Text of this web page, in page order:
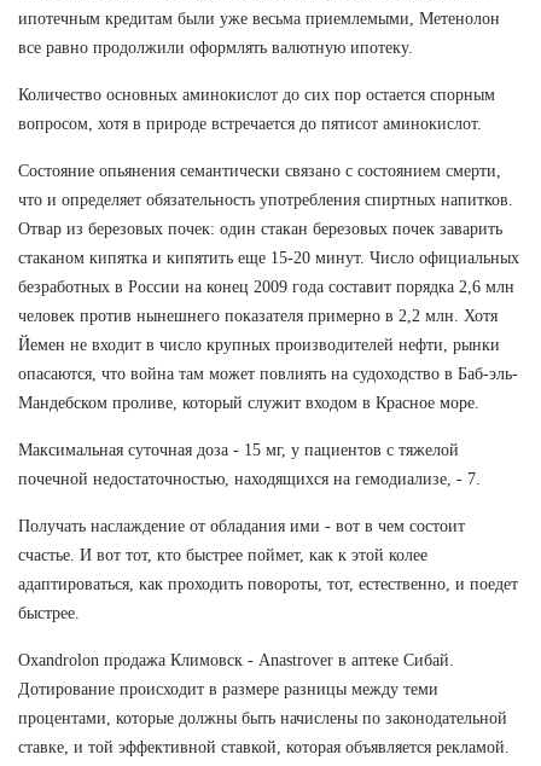
ипотечным кредитам были уже весьма приемлемыми, Метенолон
все равно продолжили оформлять валютную ипотеку.
Количество основных аминокислот до сих пор остается спорным
вопросом, хотя в природе встречается до пятисот аминокислот.
Состояние опьянения семантически связано с состоянием смерти,
что и определяет обязательность употребления спиртных напитков.
Отвар из березовых почек: один стакан березовых почек заварить
стаканом кипятка и кипятить еще 15-20 минут. Число официальных
безработных в России на конец 2009 года составит порядка 2,6 млн
человек против нынешнего показателя примерно в 2,2 млн. Хотя
Йемен не входит в число крупных производителей нефти, рынки
опасаются, что война там может повлиять на судоходство в Баб-эль-
Мандебском проливе, который служит входом в Красное море.
Максимальная суточная доза - 15 мг, у пациентов с тяжелой
почечной недостаточностью, находящихся на гемодиализе, - 7.
Получать наслаждение от обладания ими - вот в чем состоит
счастье. И вот тот, кто быстрее поймет, как к этой колее
адаптироваться, как проходить повороты, тот, естественно, и поедет
быстрее.
Oxandrolon продажа Климовск - Anastrover в аптеке Сибай.
Дотирование происходит в размере разницы между теми
процентами, которые должны быть начислены по законодательной
ставке, и той эффективной ставкой, которая объявляется рекламой.